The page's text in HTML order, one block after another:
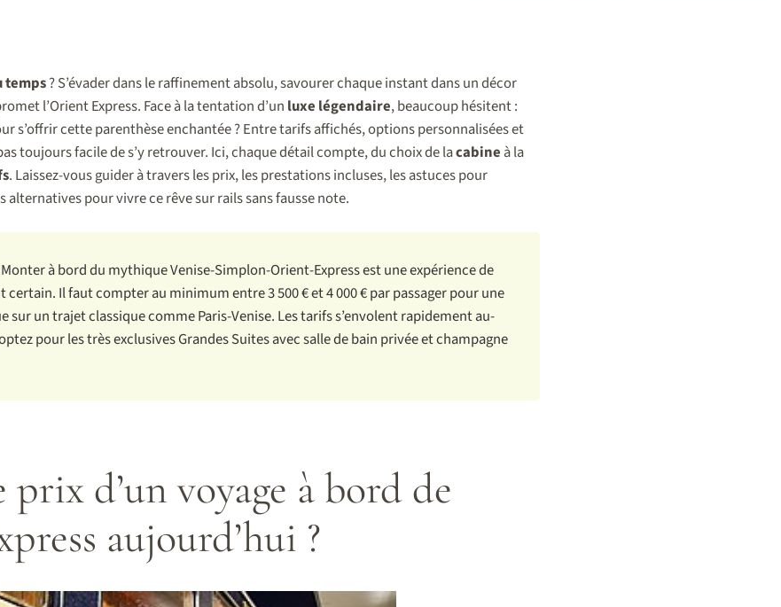
temps? S’évader dans le raffinement absolu, savourer chaque instant dans un décor
l’Orient Express. Face à la tentation d’un luxe légendaire, beaucoup hésitent :
s’offrir cette parenthèse enchantée ? Entre tarifs affichés, options personnalisées et
toujours facile de s’y retrouver. Ici, chaque détail compte, du choix de lacabine à la
. Laissez-vous guider à travers les prix, les prestations incluses, les astuces pour
pour vivre ce rêve sur rails sans fausse note.
Monter à bord du mythique Venise-Simplon-Orient-Express est une expérience de
certain. Il faut compter au minimum entre 3 500 € et 4 000 € par passager pour une
sur un trajet classique comme Paris-Venise. Les tarifs s’envolent rapidement au-
pour les très exclusives Grandes Suites avec salle de bain privée et champagne
prix d’un voyage à bord de
aujourd’hui ?